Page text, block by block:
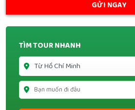
TÌM TOUR NHANH